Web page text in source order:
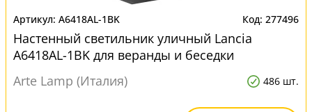
A6418AL-1BK 277496
Настенный светильник уличный Lancia
A6418AL-1BK для веранды и беседки
Arte Lamp (Италия)
486 шт.